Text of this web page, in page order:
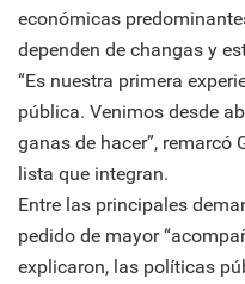
económicas
dependen de changas y
“Es nuestra primera
pública. Venimos desde
ganas de hacer”, remarcó
lista que integran.
Entre las principales
pedido de mayor
explicaron, las políticas